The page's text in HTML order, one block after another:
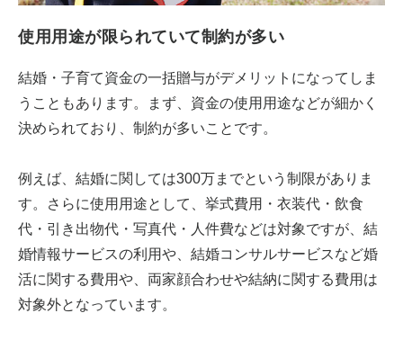
使用用途が限られていて制約が多い
結婚・子育て資金の一括贈与がデメリットになってしま
うこともあります。まず、資金の使用用途などが細かく
決められており、制約が多いことです。
例えば、結婚に関しては300万までという制限がありま
す。さらに使用用途として、挙式費用・衣装代・飲食
代・引き出物代・写真代・人件費などは対象ですが、結
婚情報サービスの利用や、結婚コンサルサービスなど婚
活に関する費用や、両家顔合わせや結納に関する費用は
対象外となっています。